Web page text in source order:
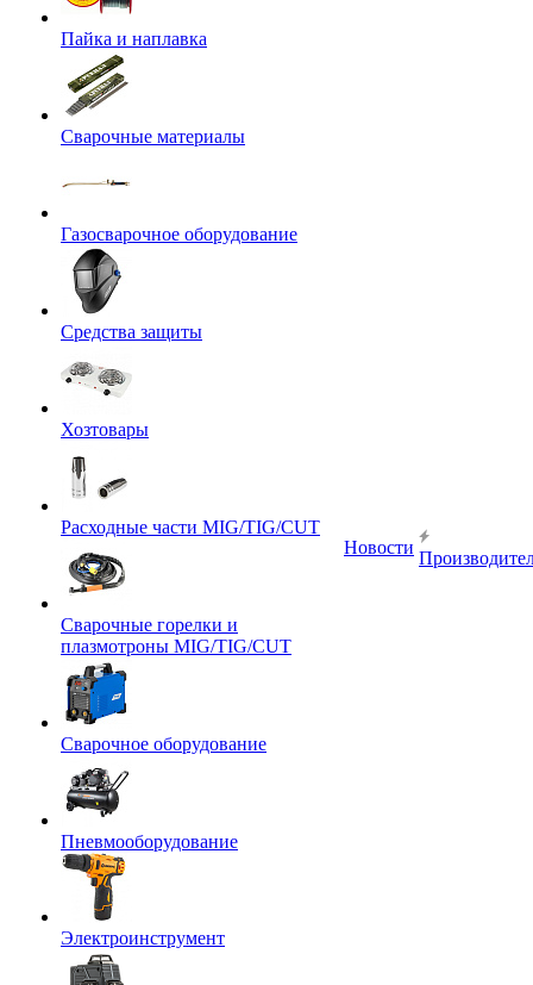
Пайка и наплавка
Сварочные материалы
Газосварочное оборудование
Средства защиты
Хозтовары
Расходные части MIG/TIG/CUT
Сварочные горелки и
плазмотроны MIG/TIG/CUT
Сварочное оборудование
Пневмооборудование
Электроинструмент
Новости